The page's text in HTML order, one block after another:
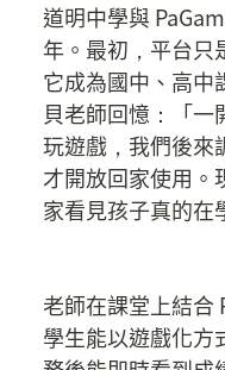
道明中學與
年。最初，平台只
它成為國中、高中
貝老師回憶：「
玩遊戲，我們後來
才開放回家使用。
家看見孩子真的在
老師在課堂上結合
學生能以遊戲化方